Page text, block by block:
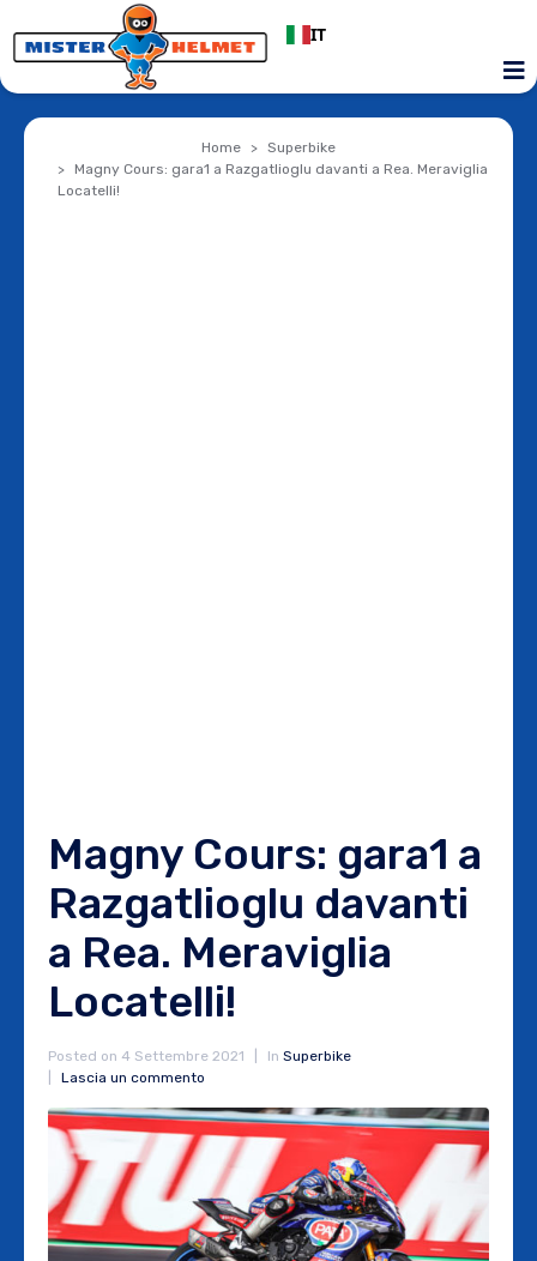
IT
Home
Superbike
Magny Cours: gara1 a Razgatlioglu davanti a Rea. Meraviglia
Locatelli!
Magny Cours: gara1 a
Razgatlioglu davanti
a Rea. Meraviglia
Locatelli!
Posted on 4 Settembre 2021 In Superbike
Lascia un commento